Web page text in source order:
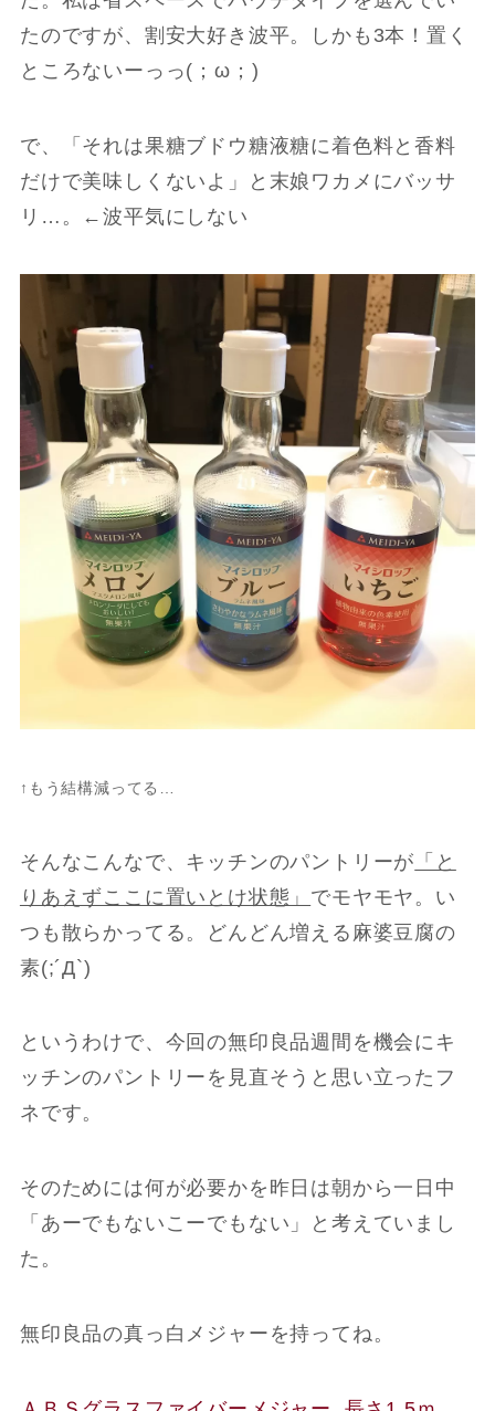
たのですが、割安大好き波平。しかも3本！置く
ところないーっっ(；ω；)
で、「それは果糖ブドウ糖液糖に着色料と香料
だけで美味しくないよ」と末娘ワカメにバッサ
リ…。←波平気にしない
↑もう結構減ってる…
そんなこんなで、キッチンのパントリーが 「と
りあえずここに置いとけ状態」 でモヤモヤ。い
つも散らかってる。どんどん増える麻婆豆腐の
素(;´Д`)
というわけで、今回の無印良品週間を機会にキ
ッチンのパントリーを見直そうと思い立ったフ
ネです。
そのためには何が必要かを昨日は朝から一日中
「あーでもないこーでもない」と考えていまし
た。
無印良品の真っ白メジャーを持ってね。